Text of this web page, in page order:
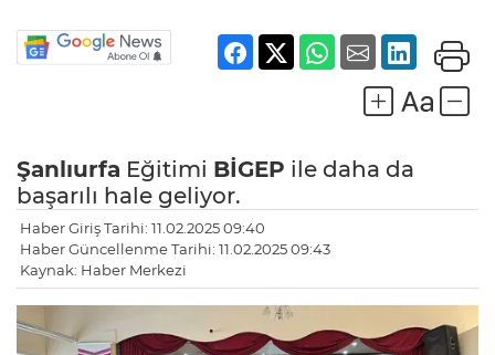
Şanlıurfa Eğitimi BİGEP ile daha da
başarılı hale geliyor.
Haber Giriş Tarihi: 11.02.2025 09:40
Haber Güncellenme Tarihi: 11.02.2025 09:43
Kaynak: Haber Merkezi